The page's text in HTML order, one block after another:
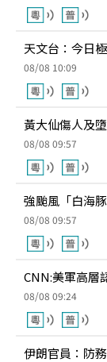
天文台：今日
08/08 10:09
黃大仙傷人及
08/08 09:57
強颱風「白海
08/08 09:57
CNN:美軍高層
08/08 09:24
伊朗官員：防